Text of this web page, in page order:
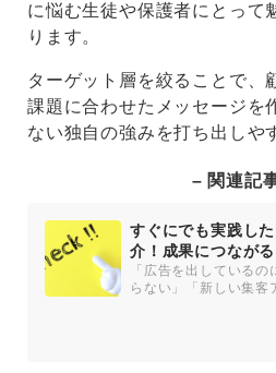
に悩む生徒や保護者にとって
ります。
ターゲット層を絞ることで、
課題に合わせたメッセージを
ない独自の強みを打ち出しや
– 関連記
すぐにでも実践し
介！成果につなが
「広告を出している
らない」「新しい集客